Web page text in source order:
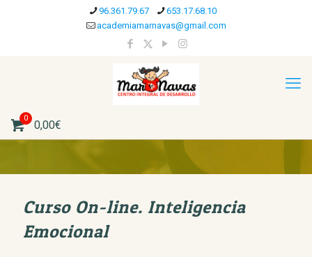
96.361.79.67
653.17.68.10
academiamarnavas@gmail.com
0
0,00€
Curso On-line. Inteligencia
Emocional